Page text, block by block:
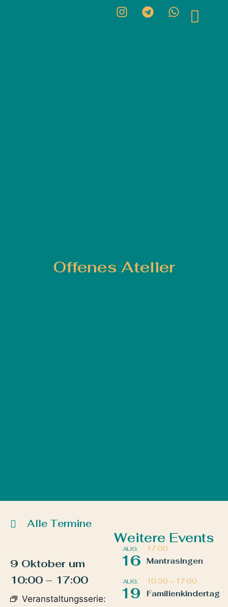
Offenes Atelier
Alle Termine
9 Oktober um
10:00 – 17:00
Veranstaltungsserie:
Weitere Events
AUG.
16
17:00
Mantrasingen
AUG.
19
10:30 – 17:00
Familienkindertag